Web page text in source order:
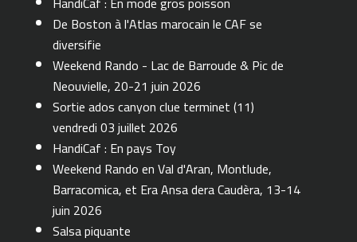
De Boston à l'Atlas marocain le CAF se
diversifie
Weekend Rando - Lac de Barroude & Pic de
Neouvielle, 20-21 juin 2026
Sortie ados canyon clue terminet (11)
vendredi 03 juillet 2026
HandiCaf : En pays Toy
Weekend Rando en Val d'Aran, Montlude,
Barracomica, et Era Ansa dera Caudèra, 13-14
juin 2026
Salsa piquante